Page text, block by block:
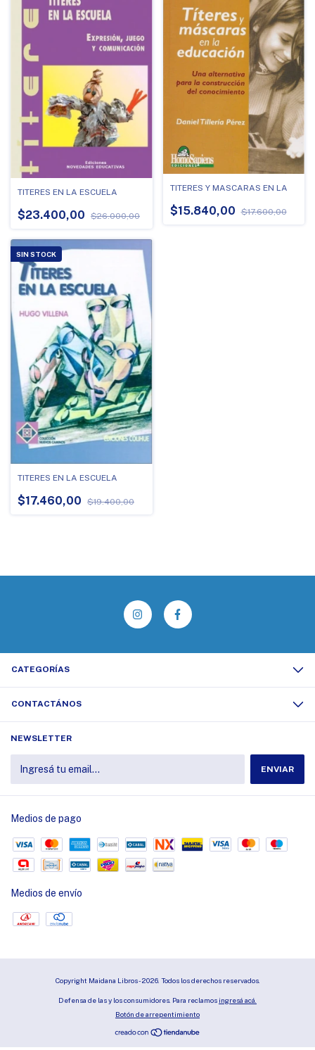
TITERES EN LA ESCUELA
$23.400,00 $26.000,00
TITERES Y MASCARAS EN LA
$15.840,00 $17.600,00
SIN STOCK
TITERES EN LA ESCUELA
$17.460,00 $19.400,00
CATEGORÍAS
CONTACTÁNOS
NEWSLETTER
Medios de pago
Medios de envío
Copyright Maidana Libros - 2026. Todos los derechos reservados.
Defensa de las y los consumidores. Para reclamos ingresá acá.
Botón de arrepentimiento